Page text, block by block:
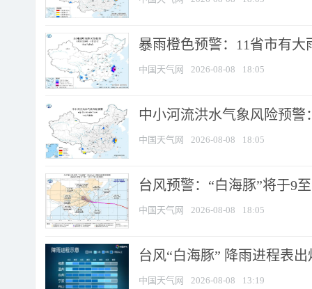
暴雨橙色预警：11省市有
中国天气网 2026-08-08 18:05
中小河流洪水气象风险预
中国天气网 2026-08-08 18:05
台风预警：“白海豚”将于9
中国天气网 2026-08-08 18:05
台风“白海豚” 降雨进程表
中国天气网 2026-08-08 13:19